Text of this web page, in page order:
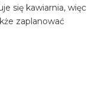
się kawiarnia, więc
zaplanować